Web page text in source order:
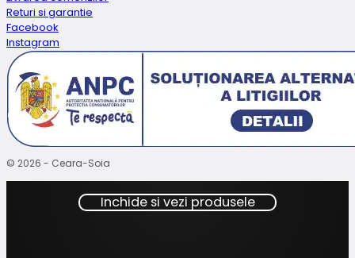
Returi si garantie
Facebook
Instagram
© 2026 - Ceara-Soia
Inchide si vezi produsele